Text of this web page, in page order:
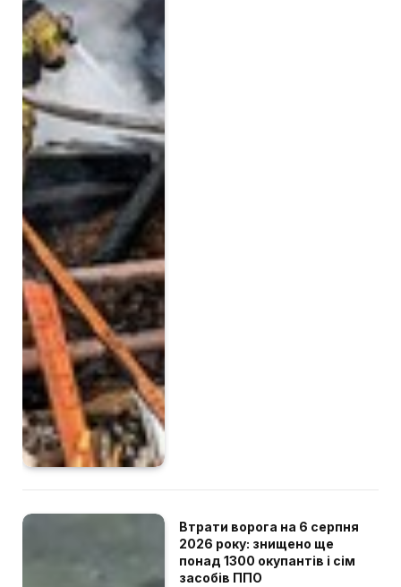
Втрати ворога на 6 серпня
2026 року: знищено ще
понад 1300 окупантів і сім
засобів ППО